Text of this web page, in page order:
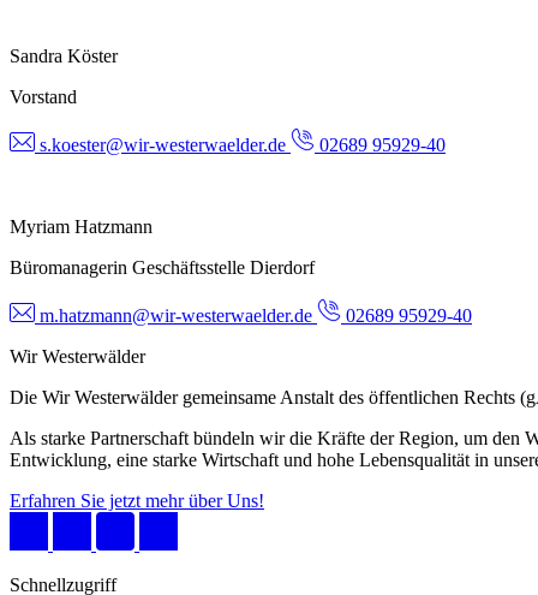
Sandra Köster
Vorstand
s.koester@wir-westerwaelder.de 02689 95929-40
Myriam Hatzmann
Büromanagerin Geschäftsstelle Dierdorf
m.hatzmann@wir-westerwaelder.de
02689 95929-40
Wir Westerwälder
Die Wir Westerwälder gemeinsame Anstalt des öffentlichen Rechts
Als starke Partnerschaft bündeln wir die Kräfte der Region, um den
Entwicklung, eine starke Wirtschaft und hohe Lebensqualität in
Erfahren Sie jetzt mehr über Uns!
Schnellzugriff